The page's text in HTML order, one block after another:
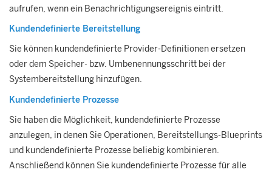
aufrufen, wenn ein Benachrichtigungsereignis eintritt.
Kundendefinierte Bereitstellung
Sie können kundendefinierte Provider-Definitionen ersetzen
oder dem Speicher- bzw. Umbenennungsschritt bei der
Systembereitstellung hinzufügen.
Kundendefinierte Prozesse
Sie haben die Möglichkeit, kundendefinierte Prozesse
anzulegen, in denen Sie Operationen, Bereitstellungs-Blueprints
und kundendefinierte Prozesse beliebig kombinieren.
Anschließend können Sie kundendefinierte Prozesse für alle